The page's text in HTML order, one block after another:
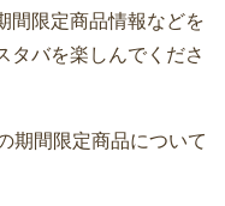
間限定商品情報などを
タバを楽しんでくださ
期間限定商品について